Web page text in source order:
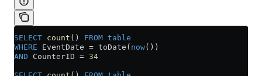
SELECT count () FROM table
WHERE EventDate = toDate( now())
AND CounterID = 34